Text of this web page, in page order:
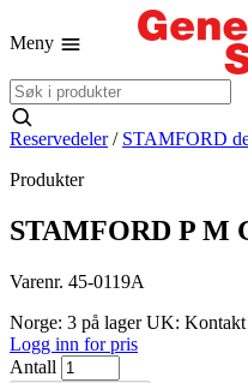
Meny
Reservedeler / STAMFORD
Produkter
STAMFORD P M
Varenr. 45-0119A
Norge: 3 på lagerUK: Kontakt
Logg inn for pris
Antall